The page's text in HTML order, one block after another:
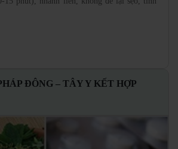
ĐÔNG – TÂY Y KẾT HỢP